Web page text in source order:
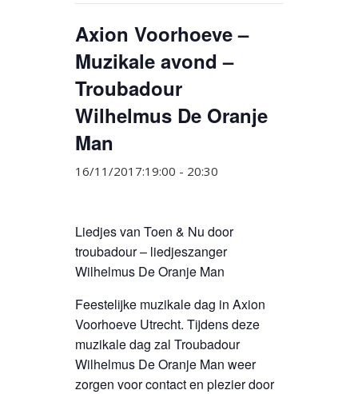
Axion Voorhoeve –
Muzikale avond –
Troubadour
Wilhelmus De Oranje
Man
16/11/2017:19:00 - 20:30
Liedjes van Toen & Nu door
troubadour – liedjeszanger
Wilhelmus De Oranje Man
Feestelijke muzikale dag in Axion
Voorhoeve Utrecht. Tijdens deze
muzikale dag zal Troubadour
Wilhelmus De Oranje Man weer
zorgen voor contact en plezier door